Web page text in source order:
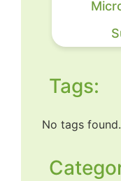
Tags:
No tags found.